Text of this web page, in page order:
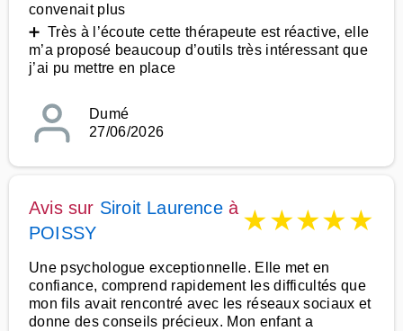
convenait plus
➕ Très à l’écoute cette thérapeute est réactive, elle
m’a proposé beaucoup d’outils très intéressant que
j’ai pu mettre en place
Dumé
27/06/2026
Avis sur Siroit Laurenceà
POISSY
★★★★★
Une psychologue exceptionnelle. Elle met en
confiance, comprend rapidement les difficultés que
mon fils avait rencontré avec les réseaux sociaux et
donne des conseils précieux. Mon enfant a